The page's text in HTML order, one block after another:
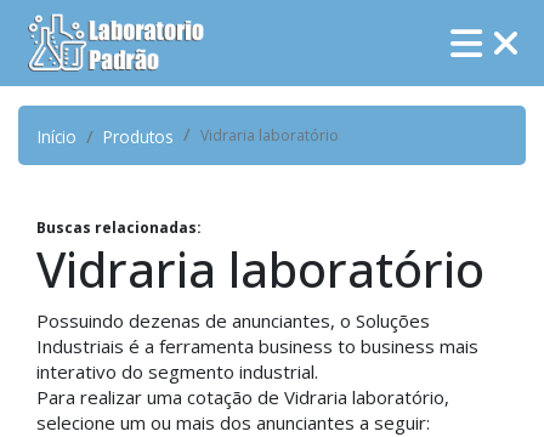
Início Produtos Vidraria laboratório
Buscas relacionadas:
Vidraria laboratório
Possuindo dezenas de anunciantes, o Soluções
Industriais é a ferramenta business to business mais
interativo do segmento industrial.
Para realizar uma cotação de Vidraria laboratório,
selecione um ou mais dos anunciantes a seguir: